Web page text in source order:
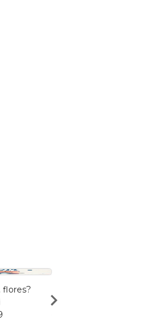
flores?
Edith Modesto